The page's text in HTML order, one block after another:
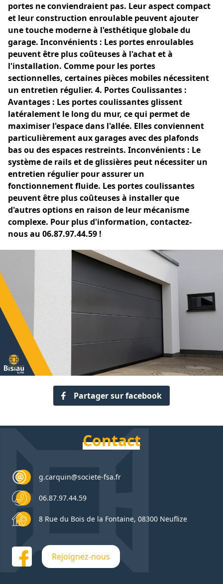
portes ne conviendraient pas. Leur aspect compact
et leur construction enroulable peuvent ajouter
une touche moderne à l'esthétique globale du
garage. Inconvénients : Les portes enroulables
peuvent être plus coûteuses à l'achat et à
l'installation. Comme pour les portes
sectionnelles, certaines pièces mobiles nécessitent
un entretien régulier. 4. Portes Coulissantes :
Avantages : Les portes coulissantes glissent
latéralement le long du mur, ce qui permet de
maximiser l'espace dans l'allée. Elles conviennent
particulièrement aux garages avec des plafonds
bas ou des espaces restreints. Inconvénients : Le
système de rails et de glissières peut nécessiter un
entretien régulier pour assurer un
fonctionnement fluide. Les portes coulissantes
peuvent être plus coûteuses à installer que
d'autres options en raison de leur mécanisme
complexe. Pour plus d'information, contactez-
nous au 06.87.97.44.59 !
Partager sur facebook
Contact
g.carquin@societe-fsa.fr
06.87.97.44.59
8 Rue du Bois de la Fontaine, 08300 Neuflize
Rejoignez-nous